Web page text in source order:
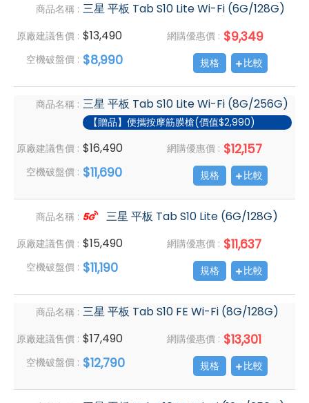
商品名稱 : 三星 平板 Tab S10 Lite Wi-Fi (6G/128G)
原廠建議售價 : $13,490 網購優惠價 : $9,349
空機破盤價 : $8,990 規格 比較
商品名稱 : 三星 平板 Tab S10 Lite Wi-Fi (8G/256G)
【贈品】便攜按摩筋膜槍(價值$2,990)
原廠建議售價 : $16,490 網購優惠價 : $12,157
空機破盤價 : $11,690 規格 比較
商品名稱 : 三星 平板 Tab S10 Lite (6G/128G)
原廠建議售價 : $15,490 網購優惠價 : $11,637
空機破盤價 : $11,190 規格 比較
商品名稱 : 三星 平板 Tab S10 FE Wi-Fi (8G/128G)
原廠建議售價 : $17,490 網購優惠價 : $13,301
空機破盤價 : $12,790 規格 比較